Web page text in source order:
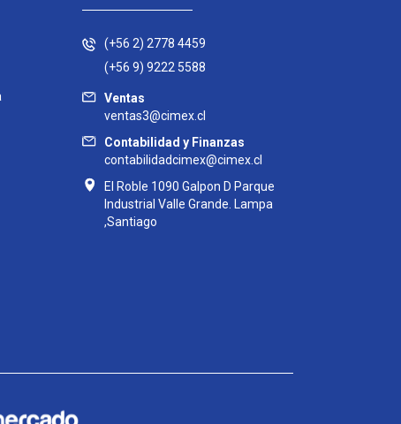
(+56 2) 2778 4459
(+56 9) 9222 5588
Ventas
ventas3@cimex.cl
Contabilidad y Finanzas
contabilidadcimex@cimex.cl
El Roble 1090 Galpon D Parque
Industrial Valle Grande. Lampa
,Santiago